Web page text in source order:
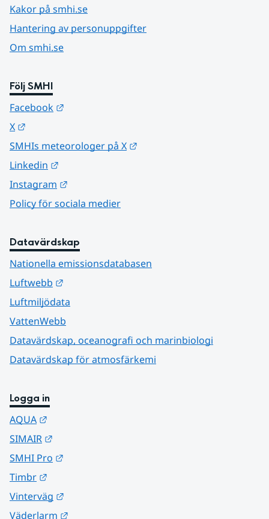
Kakor på smhi.se
Hantering av personuppgifter
Om smhi.se
Följ SMHI
Facebook
X
SMHIs meteorologer på X
Linkedin
Instagram
Policy för sociala medier
Datavärdskap
Nationella emissionsdatabasen
Luftwebb
Luftmiljödata
VattenWebb
Datavärdskap, oceanografi och marinbiologi
Datavärdskap för atmosfärkemi
Logga in
AQUA
SIMAIR
SMHI Pro
Timbr
Vinterväg
Väderlarm